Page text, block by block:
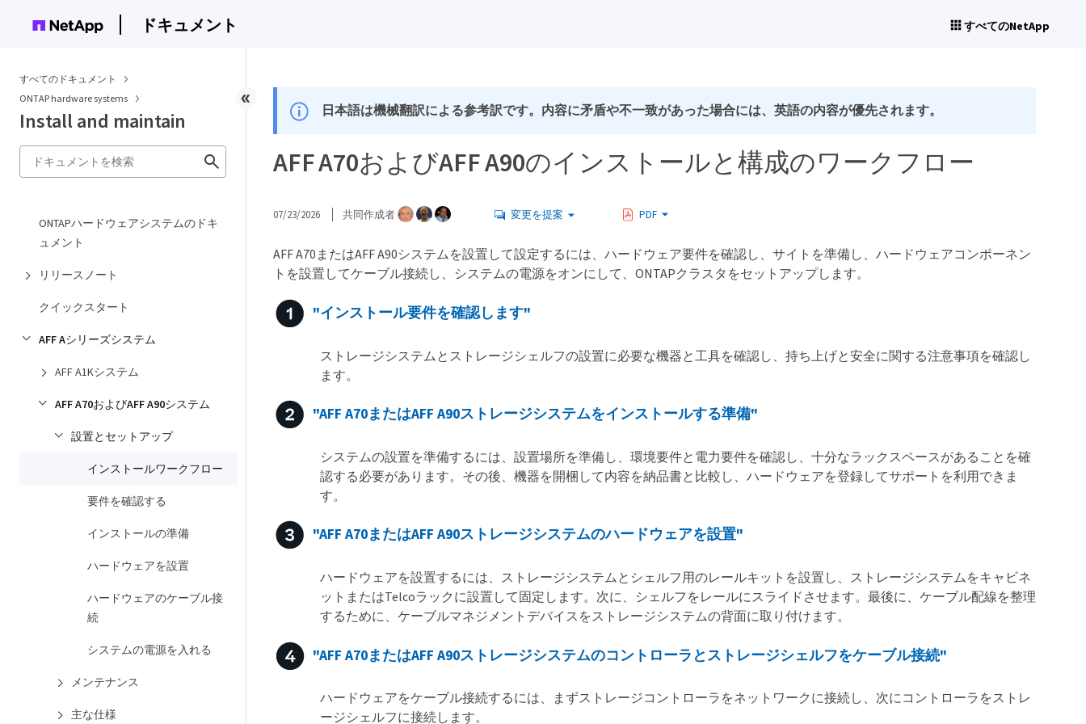
ドキュメント すべてのNetApp
すべてのドキュメント
ONTAP hardware systems
Install and maintain
ONTAPハードウェアシステムのドキ
ュメント
リリースノート
クイックスタート
AFF Aシリーズシステム
AFF A1Kシステム
AFF A70およびAFF A90システム
設置とセットアップ
インストールワークフロー
要件を確認する
インストールの準備
ハードウェアを設置
ハードウェアのケーブル接
続
システムの電源を入れる
メンテナンス
主な仕様
日本語は機械翻訳による参考訳です。内容に矛盾や不一致があった場合には、英語の内容が優先されます。
AFF A70およびAFF A90のインストールと構成のワークフロー
07/23/2026 共同作成者 変更を提案 PDF
AFF A70またはAFF A90システムを設置して設定するには、ハードウェア要件を確認し、サイトを準備し、ハードウェアコンポーネン
トを設置してケーブル接続し、システムの電源をオンにして、ONTAPクラスタをセットアップします。
"インストール要件を確認します"
ストレージシステムとストレージシェルフの設置に必要な機器と工具を確認し、持ち上げと安全に関する注意事項を確認し
ます。
"AFF A70またはAFF A90ストレージシステムをインストールする準備"
システムの設置を準備するには、設置場所を準備し、環境要件と電力要件を確認し、十分なラックスペースがあることを確
認する必要があります。その後、機器を開梱して内容を納品書と比較し、ハードウェアを登録してサポートを利用できま
す。
"AFF A70またはAFF A90ストレージシステムのハードウェアを設置"
ハードウェアを設置するには、ストレージシステムとシェルフ用のレールキットを設置し、ストレージシステムをキャビネ
ットまたはTelcoラックに設置して固定します。次に、シェルフをレールにスライドさせます。最後に、ケーブル配線を整理
するために、ケーブルマネジメントデバイスをストレージシステムの背面に取り付けます。
"AFF A70またはAFF A90ストレージシステムのコントローラとストレージシェルフをケーブル接続"
ハードウェアをケーブル接続するには、まずストレージコントローラをネットワークに接続し、次にコントローラをストレ
ージシェルフに接続します。